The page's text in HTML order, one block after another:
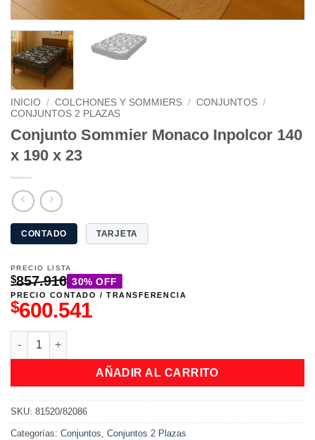
INICIO / COLCHONES Y SOMMIERS / CONJUNTOS /
CONJUNTOS 2 PLAZAS
Conjunto Sommier Monaco Inpolcor 140
x 190 x 23
CONTADO TARJETA
PRECIO LISTA
$857.916 30% OFF
PRECIO CONTADO / TRANSFERENCIA
$600.541
Conjunto Sommier Monaco Inpolcor 140 x 190 x 23 cantidad
AÑADIR AL CARRITO
SKU: 81520/82086
Categorías: Conjuntos, Conjuntos 2 Plazas